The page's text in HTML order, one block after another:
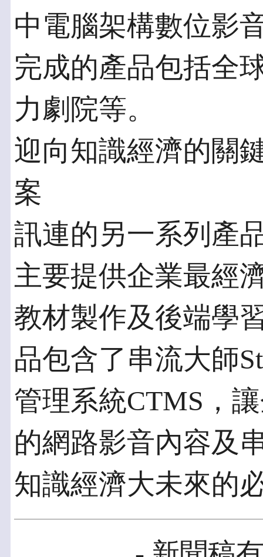
中電腦架構數位影
完成的產品包括全
力劇院等。
迎向知識經濟的關
案
訊連的另一系列產
主要提供企業最經
教材製作及後端學
品包含了串流大師
管理系統CTMS，
的網路影音內容及
知識經濟大未來的